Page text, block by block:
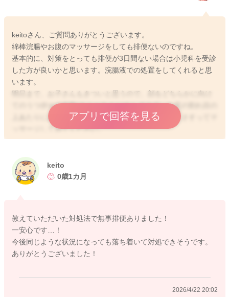
keitoさん、ご質問ありがとうございます。
綿棒浣腸やお腹のマッサージをしても排便ないのですね。
基本的に、対策をとっても排便が3日間ない場合は小児科を受診
した方が良いかと思います。浣腸液での処置をしてくれると思
います。
明日まで、お子さんもきついと思うので、顔をどちらかに向け
てのうつ伏せの姿勢(タミータイム)をしてみて、お尻の割れ目の
上あたりにある硬い骨の部分(仙骨)を温めたり、丸くさすってマ
ッサージしてみてください。
再度、綿棒浣腸もしてみて下さい。綿棒は大人用のものを使用
少しでも参考になれば幸いです。
よろしくお願いします。
アプリで回答を見る
keito
0歳1カ月
教えていただいた対処法で無事排便ありました！
一安心です…！
今後同じような状況になっても落ち着いて対処できそうです。
ありがとうございました！
2026/4/22 20:02